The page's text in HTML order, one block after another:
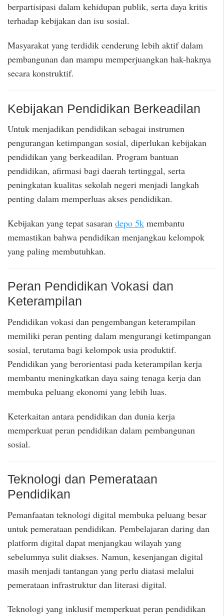
berpartisipasi dalam kehidupan publik, serta daya kritis
terhadap kebijakan dan isu sosial.
Masyarakat yang terdidik cenderung lebih aktif dalam
pembangunan dan mampu memperjuangkan hak-haknya
secara konstruktif.
Kebijakan Pendidikan Berkeadilan
Untuk menjadikan pendidikan sebagai instrumen
pengurangan ketimpangan sosial, diperlukan kebijakan
pendidikan yang berkeadilan. Program bantuan
pendidikan, afirmasi bagi daerah tertinggal, serta
peningkatan kualitas sekolah negeri menjadi langkah
penting dalam memperluas akses pendidikan.
Kebijakan yang tepat sasaran depo 5k membantu
memastikan bahwa pendidikan menjangkau kelompok
yang paling membutuhkan.
Peran Pendidikan Vokasi dan
Keterampilan
Pendidikan vokasi dan pengembangan keterampilan
memiliki peran penting dalam mengurangi ketimpangan
sosial, terutama bagi kelompok usia produktif.
Pendidikan yang berorientasi pada keterampilan kerja
membantu meningkatkan daya saing tenaga kerja dan
membuka peluang ekonomi yang lebih luas.
Keterkaitan antara pendidikan dan dunia kerja
memperkuat peran pendidikan dalam pembangunan
sosial.
Teknologi dan Pemerataan
Pendidikan
Pemanfaatan teknologi digital membuka peluang besar
untuk pemerataan pendidikan. Pembelajaran daring dan
platform digital dapat menjangkau wilayah yang
sebelumnya sulit diakses. Namun, kesenjangan digital
masih menjadi tantangan yang perlu diatasi melalui
pemerataan infrastruktur dan literasi digital.
Teknologi yang inklusif memperkuat peran pendidikan